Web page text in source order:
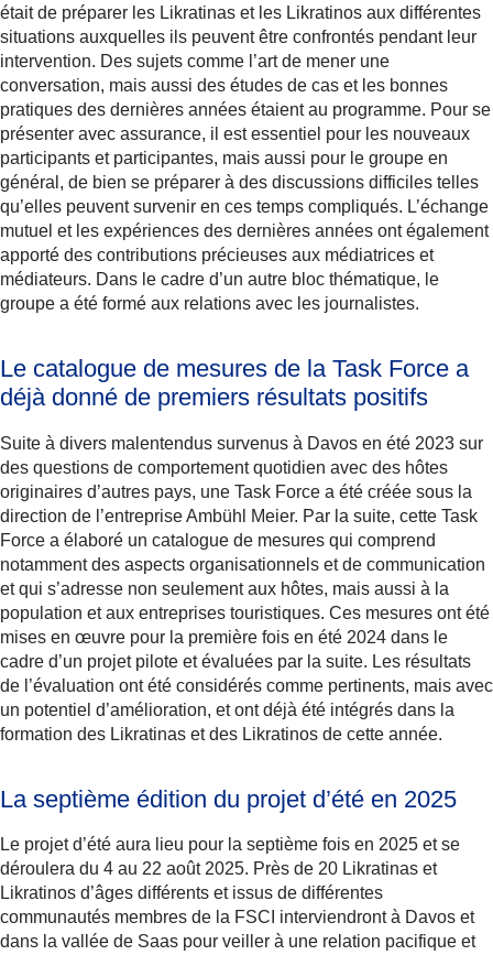
était de préparer les Likratinas et les Likratinos aux différentes
situations auxquelles ils peuvent être confrontés pendant leur
intervention. Des sujets comme l’art de mener une
conversation, mais aussi des études de cas et les bonnes
pratiques des dernières années étaient au programme. Pour se
présenter avec assurance, il est essentiel pour les nouveaux
participants et participantes, mais aussi pour le groupe en
général, de bien se préparer à des discussions difficiles telles
qu’elles peuvent survenir en ces temps compliqués. L’échange
mutuel et les expériences des dernières années ont également
apporté des contributions précieuses aux médiatrices et
médiateurs. Dans le cadre d’un autre bloc thématique, le
groupe a été formé aux relations avec les journalistes.
Le catalogue de mesures de la Task Force a
déjà donné de premiers résultats positifs
Suite à divers malentendus survenus à Davos en été 2023 sur
des questions de comportement quotidien avec des hôtes
originaires d’autres pays, une Task Force a été créée sous la
direction de l’entreprise Ambühl Meier. Par la suite, cette Task
Force a élaboré un catalogue de mesures qui comprend
notamment des aspects organisationnels et de communication
et qui s’adresse non seulement aux hôtes, mais aussi à la
population et aux entreprises touristiques. Ces mesures ont été
mises en œuvre pour la première fois en été 2024 dans le
cadre d’un projet pilote et évaluées par la suite. Les résultats
de l’évaluation ont été considérés comme pertinents, mais avec
un potentiel d’amélioration, et ont déjà été intégrés dans la
formation des Likratinas et des Likratinos de cette année.
La septième édition du projet d’été en 2025
Le projet d’été aura lieu pour la septième fois en 2025 et se
déroulera du 4 au 22 août 2025. Près de 20 Likratinas et
Likratinos d’âges différents et issus de différentes
communautés membres de la FSCI interviendront à Davos et
dans la vallée de Saas pour veiller à une relation pacifique et